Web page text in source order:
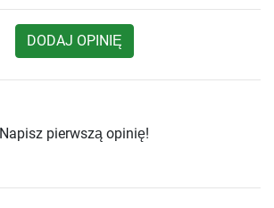
DODAJ OPINIĘ
Napisz pierwszą opinię!